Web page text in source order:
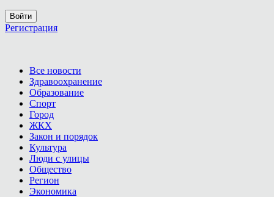
Войти
Регистрация
Все новости
Здравоохранение
Образование
Спорт
Город
ЖКХ
Закон и порядок
Культура
Люди с улицы
Общество
Регион
Экономика